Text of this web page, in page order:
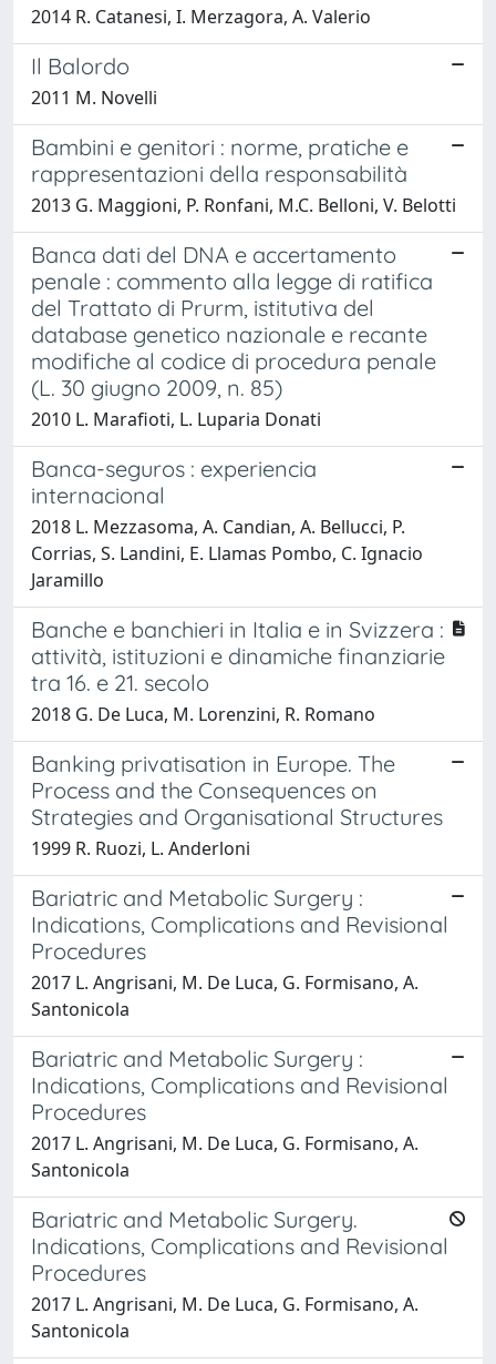
2014 R. Catanesi, I. Merzagora, A. Valerio
Il Balordo
2011 M. Novelli
Bambini e genitori : norme, pratiche e
rappresentazioni della responsabilità
2013 G. Maggioni, P. Ronfani, M.C. Belloni, V. Belotti
Banca dati del DNA e accertamento
penale : commento alla legge di ratifica
del Trattato di Prurm, istitutiva del
database genetico nazionale e recante
modifiche al codice di procedura penale
(L. 30 giugno 2009, n. 85)
2010 L. Marafioti, L. Luparia Donati
Banca-seguros : experiencia
internacional
2018 L. Mezzasoma, A. Candian, A. Bellucci, P.
Corrias, S. Landini, E. Llamas Pombo, C. Ignacio
Jaramillo
Banche e banchieri in Italia e in Svizzera :
attività, istituzioni e dinamiche finanziarie
tra 16. e 21. secolo
2018 G. De Luca, M. Lorenzini, R. Romano
Banking privatisation in Europe. The
Process and the Consequences on
Strategies and Organisational Structures
1999 R. Ruozi, L. Anderloni
Bariatric and Metabolic Surgery :
Indications, Complications and Revisional
Procedures
2017 L. Angrisani, M. De Luca, G. Formisano, A.
Santonicola
Bariatric and Metabolic Surgery :
Indications, Complications and Revisional
Procedures
2017 L. Angrisani, M. De Luca, G. Formisano, A.
Santonicola
Bariatric and Metabolic Surgery.
Indications, Complications and Revisional
Procedures
2017 L. Angrisani, M. De Luca, G. Formisano, A.
Santonicola